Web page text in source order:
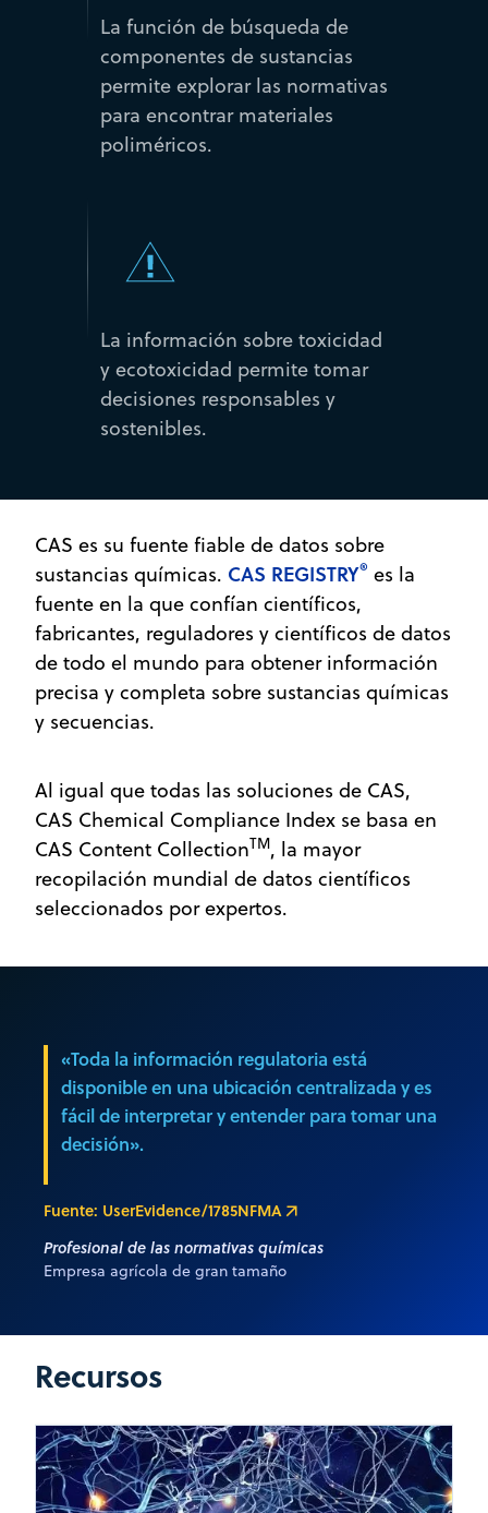
La función de búsqueda de
componentes de sustancias
permite explorar las normativas
para encontrar materiales
poliméricos.
La información sobre toxicidad
y ecotoxicidad permite tomar
decisiones responsables y
sostenibles.
CAS es su fuente fiable de datos sobre
sustancias químicas. CAS REGISTRY® es la
fuente en la que confían científicos,
fabricantes, reguladores y científicos de datos
de todo el mundo para obtener información
precisa y completa sobre sustancias químicas
y secuencias.
Al igual que todas las soluciones de CAS,
CAS Chemical Compliance Index se basa en
CAS Content CollectionTM, la mayor
recopilación mundial de datos científicos
seleccionados por expertos.
«Toda la información regulatoria está
disponible en una ubicación centralizada y es
fácil de interpretar y entender para tomar una
decisión».
Fuente: UserEvidence/1785NFMA
Profesional de las normativas químicas
Empresa agrícola de gran tamaño
Recursos